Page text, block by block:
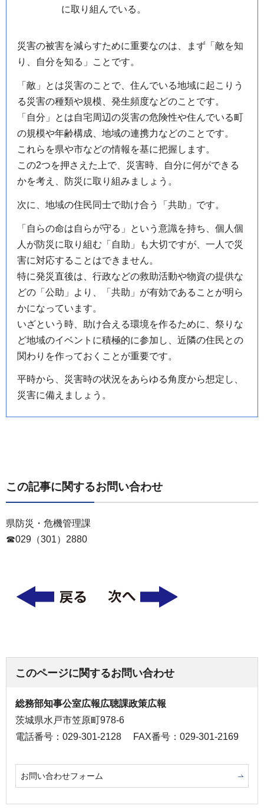
に取り組んでいる。
災害の被害を減らすために重要なのは、まず「敵を知
り、自分を知る」ことです。
「敵」とは災害のことで、住んでいる地域に起こりう
る災害の種類や規模、発生頻度などのことです。
「自分」とは自宅周辺の災害の危険性や住んでいる町
の規模や年齢構成、地域の連携力などのことです。
これらを県や市などの情報を基に把握します。
この2つを押さえた上で、災害時、自分に何ができる
かを考え、防災に取り組みましょう。
次に、地域の住民同士で助け合う「共助」です。
「自らの命は自らが守る」という意識を持ち、個人個
人が防災に取り組む「自助」も大切ですが、一人で災
害に対応することはできません。
特に発災直後は、行政などの救助活動や物資の提供な
どの「公助」より、「共助」が有効であることが明ら
かになっています。
いざという時、助け合える環境を作るために、祭りな
ど地域のイベントに積極的に参加し、近隣の住民との
関わりを作っておくことが重要です。
平時から、災害時の状況をあらゆる角度から想定し、
災害に備えましょう。
この記事に関するお問い合わせ
県防災・危機管理課
☎029（301）2880
このページに関するお問い合わせ
総務部知事公室広報広聴課政策広報
茨城県水戸市笠原町978-6
電話番号：029-301-2128
FAX番号：029-301-2169
お問い合わせフォーム